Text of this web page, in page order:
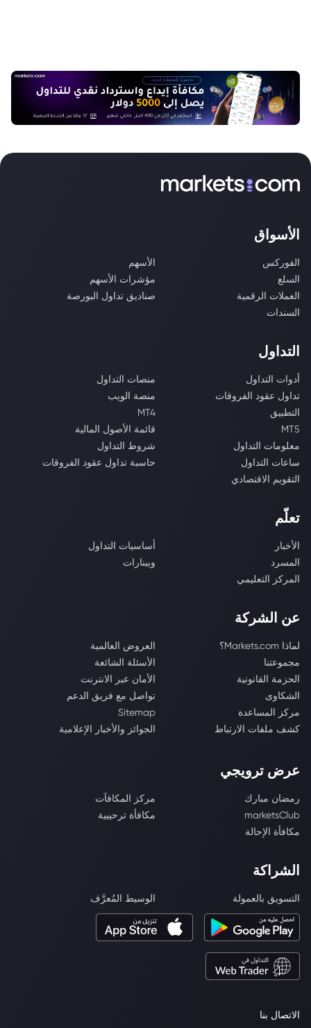
الاتصال بنا
الأسواق
الفوركس
الأسهم
السلع
مؤشرات الأسهم
العملات الرقمية
صناديق تداول البورصة
السندات
التداول
أدوات التداول
منصات التداول
تداول عقود الفروقات
منصة الويب
التطبيق
MT4
MT5
قائمة الأصول المالية
معلومات التداول
شروط التداول
ساعات التداول
حاسبة تداول عقود الفروقات
التقويم الاقتصادي
تعلّم
الأخبار
أساسيات التداول
المسرد
ويبنارات
المركز التعليمي
عن الشركة
لماذا Markets.com؟
العروض العالمية
مجموعتنا
الأسئلة الشائعة
الحزمة القانونية
الأمان عبر الانترنت
الشكاوى
تواصل مع فريق الدعم
مركز المساعدة
Sitemap
كشف ملفات الارتباط
الجوائز والأخبار الإعلامية
عرض ترويجي
رمضان مبارك
مركز المكافآت
marketsClub
مكافأة ترحيبية
مكافأة الإحالة
الشراكة
التسويق بالعمولة الوسيط المُعرَّف